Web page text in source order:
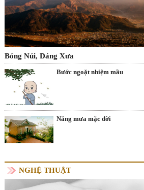
Bóng Núi, Dáng Xưa
Bước ngoặt nhiệm mầu
Nắng mưa mặc đời
NGHỆ THUẬT